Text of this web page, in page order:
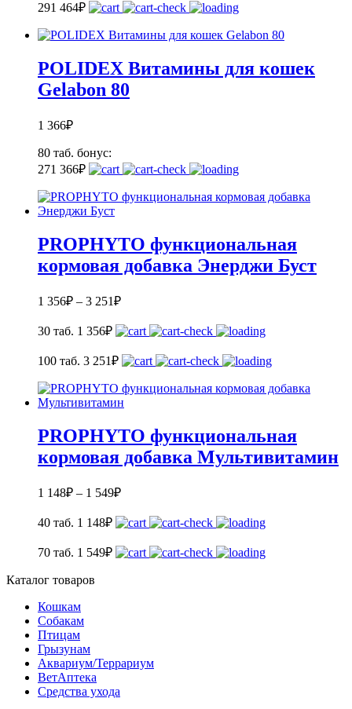
291 464₽
POLIDEX Витамины для кошек
Gelabon 80
1 366₽
80 таб. бонус:
271 366₽
PROPHYTO функциональная
кормовая добавка Энерджи Буст
1 356₽ – 3 251₽
30 таб. 1 356₽
100 таб. 3 251₽
PROPHYTO функциональная
кормовая добавка Мультивитамин
1 148₽ – 1 549₽
40 таб. 1 148₽
70 таб. 1 549₽
Каталог товаров
Кошкам
Собакам
Птицам
Грызунам
Аквариум/Террариум
ВетАптека
Средства ухода